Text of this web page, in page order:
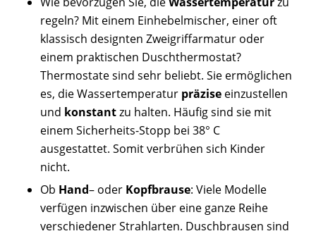
regeln? Mit einem Einhebelmischer, einer oft
klassisch designten Zweigriffarmatur oder
einem praktischen Duschthermostat?
Thermostate sind sehr beliebt. Sie ermöglichen
es, die Wassertemperatur präzise einzustellen
und konstantzu halten. Häufig sind sie mit
einem Sicherheits-Stopp bei 38° C
ausgestattet. Somit verbrühen sich Kinder
nicht.
Ob Hand– oder Kopfbrause: Viele Modelle
verfügen inzwischen über eine ganze Reihe
verschiedener Strahlarten. Duschbrausen sind